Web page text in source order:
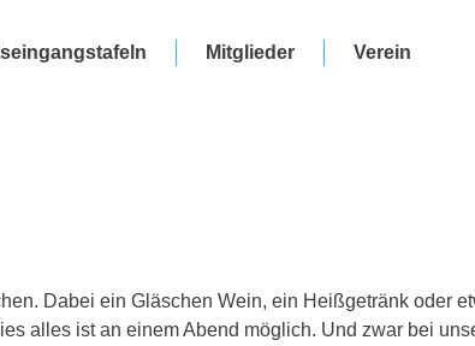
Mitglieder Verein
Dabei ein Gläschen Wein, ein Heißgetränk oder
alles ist an einem Abend möglich. Und zwar bei